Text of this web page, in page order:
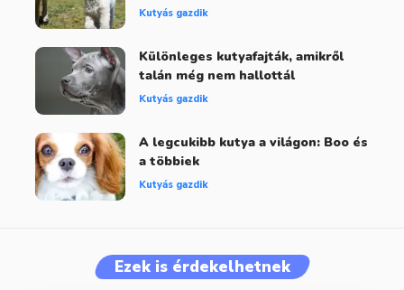
Kutyás gazdik
Különleges kutyafajták, amikről
talán még nem hallottál
Kutyás gazdik
A legcukibb kutya a világon: Boo és
a többiek
Kutyás gazdik
Ezek is érdekelhetnek